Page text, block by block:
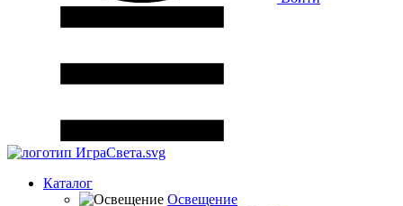
Каталог
Освещение